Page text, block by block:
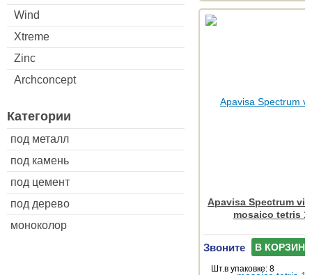
Wind
Xtreme
Zinc
Archconcept
Категории
под металл
под камень
под цемент
под дерево
моноколор
Apavisa Spectrum
mosaico tetris
Звоните В КОРЗИНУ
Шт.в упаковке: 8